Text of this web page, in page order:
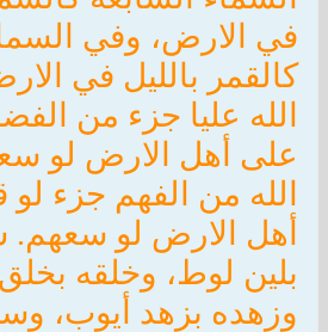
في الارض، وفي
كالقمر بالليل في
الله عليا جزء من
على أهل الارض لو
الله من الفهم جزء
أهل الارض لو سعهم.
بلين لوط، وخلقه
وزهده بزهد أيوب،